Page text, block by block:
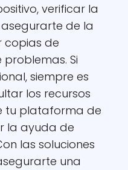
verificar la
de la
copias de
Si
siempre es
los recursos
tu plataforma de
la ayuda de
las soluciones
una